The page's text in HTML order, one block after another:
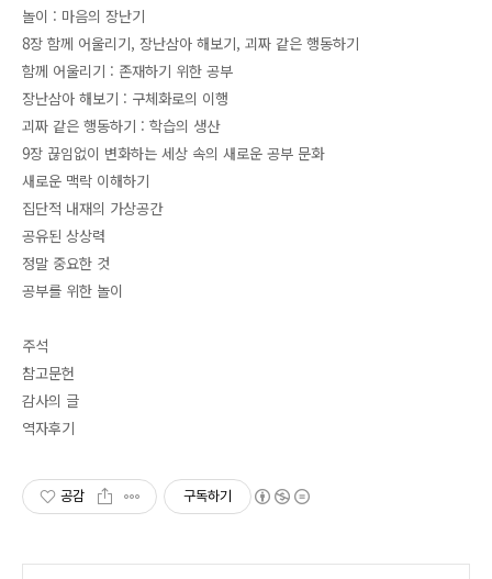
놀이 : 마음의 장난기
8장 함께 어울리기, 장난삼아 해보기, 괴짜 같은 행동하기
함께 어울리기 : 존재하기 위한 공부
장난삼아 해보기 : 구체화로의 이행
괴짜 같은 행동하기 : 학습의 생산
9장 끊임없이 변화하는 세상 속의 새로운 공부 문화
새로운 맥락 이해하기
집단적 내재의 가상공간
공유된 상상력
정말 중요한 것
공부를 위한 놀이
주석
참고문헌
감사의 글
역자후기
공감 구독하기